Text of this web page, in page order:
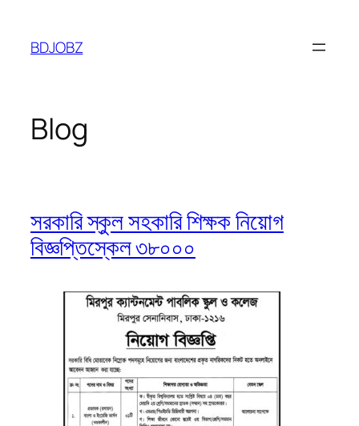
content
BDJOBZ
Blog
সরকারি স্কুল সহকারি শিক্ষক নিয়োগ
বিজ্ঞপ্তিস্কেল ৩৮০০০